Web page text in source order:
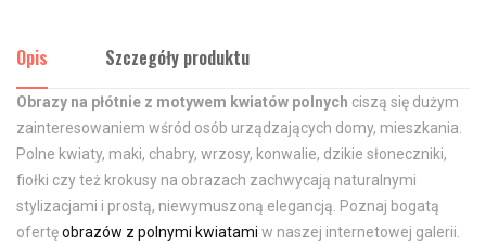
Opis Szczegóły produktu
Obrazy na płótnie z motywem kwiatów polnych ciszą się dużym
zainteresowaniem wśród osób urządzających domy, mieszkania.
Polne kwiaty, maki, chabry, wrzosy, konwalie, dzikie słoneczniki,
fiołki czy też krokusy na obrazach zachwycają naturalnymi
stylizacjami i prostą, niewymuszoną elegancją. Poznaj bogatą
ofertęobrazów z polnymi kwiatami w naszej internetowej galerii.